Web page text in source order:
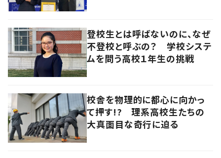
登校生とは呼ばないのに、なぜ
不登校と呼ぶの？ 学校システ
ムを問う高校１年生の挑戦
校舎を物理的に都心に向かっ
て押す!? 理系高校生たちの
大真面目な奇行に迫る